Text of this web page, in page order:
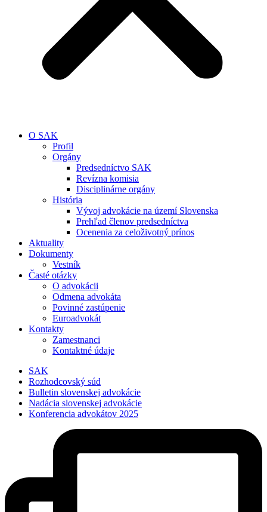
O SAK
Profil
Orgány
Predsedníctvo SAK
Revízna komisia
Disciplinárne orgány
História
Vývoj advokácie na území Slovenska
Prehľad členov predsedníctva
Ocenenia za celoživotný prínos
Aktuality
Dokumenty
Vestník
Časté otázky
O advokácii
Odmena advokáta
Povinné zastúpenie
Euroadvokát
Kontakty
Zamestnanci
Kontaktné údaje
SAK
Rozhodcovský súd
Bulletin slovenskej advokácie
Nadácia slovenskej advokácie
Konferencia advokátov 2025